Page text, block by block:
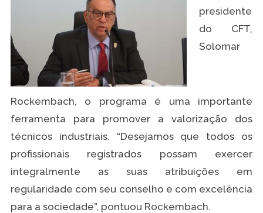
presidente
do CFT,
Solomar
Rockembach, o programa é uma importante
ferramenta para promover a valorização dos
técnicos industriais. “Desejamos que todos os
profissionais registrados possam exercer
integralmente as suas atribuições em
regularidade com seu conselho e com excelência
para a sociedade”, pontuou Rockembach.